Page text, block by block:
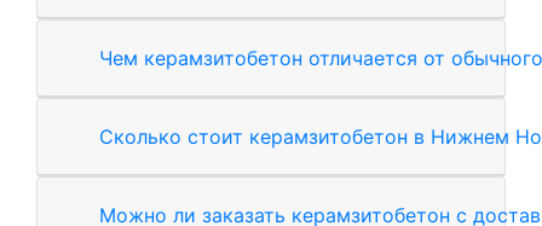
Чем керамзитобетон отличается от
Сколько стоит керамзитобетон в Нижнем
Можно ли заказать керамзитобетон с